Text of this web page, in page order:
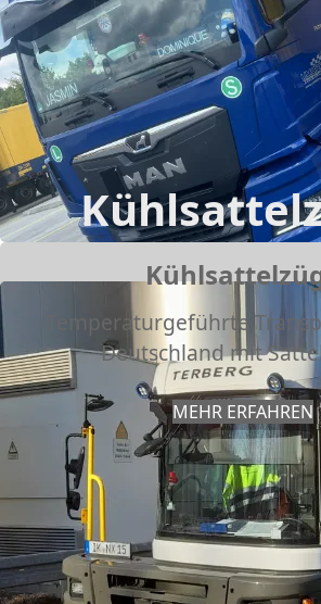
Temperaturgeführte
Deutschland mit
MEHR ERFAHREN